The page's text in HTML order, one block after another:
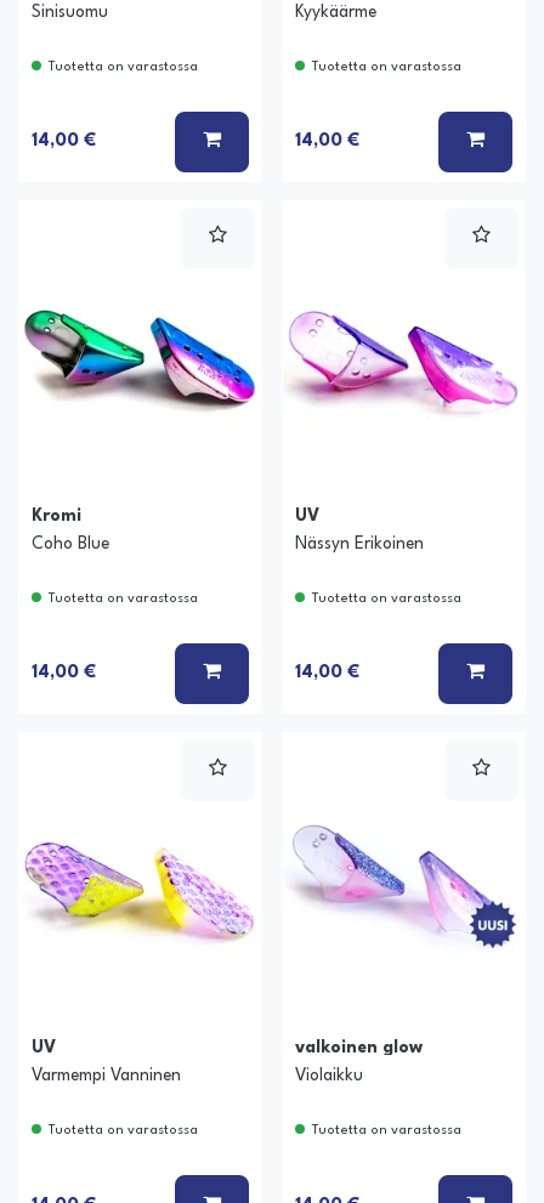
Sinisuomu
Tuotetta on varastossa
14,00 € LISÄÄ KORIIN
Kyykäärme
Tuotetta on varastossa
14,00 € LISÄÄ
Kromi
Coho Blue
Tuotetta on varastossa
14,00 € LISÄÄ KORIIN
UV
Nässyn Erikoinen
Tuotetta on varastossa
14,00 € LISÄÄ
UV
Varmempi Vanninen
Tuotetta on varastossa
valkoinen glow
Violaikku
Tuotetta on varastossa